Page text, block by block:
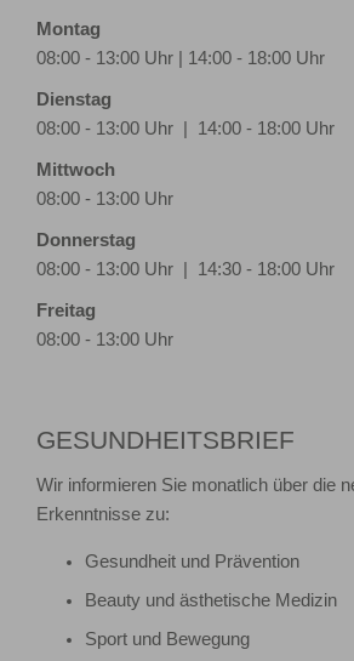
Montag
08:00 - 13:00 Uhr | 14:00 - 18:00
Dienstag
08:00 - 13:00 Uhr | 14:00 - 18:00 Uhr
Mittwoch
08:00 - 13:00 Uhr
Donnerstag
08:00 - 13:00 Uhr | 14:30 - 18:00 Uhr
Freitag
08:00 - 13:00 Uhr
GESUNDHEITSBRIEF
Wir informieren Sie monatlich über die
Erkenntnisse zu:
Gesundheit und Prävention
Beauty und ästhetische Medizin
Sport und Bewegung